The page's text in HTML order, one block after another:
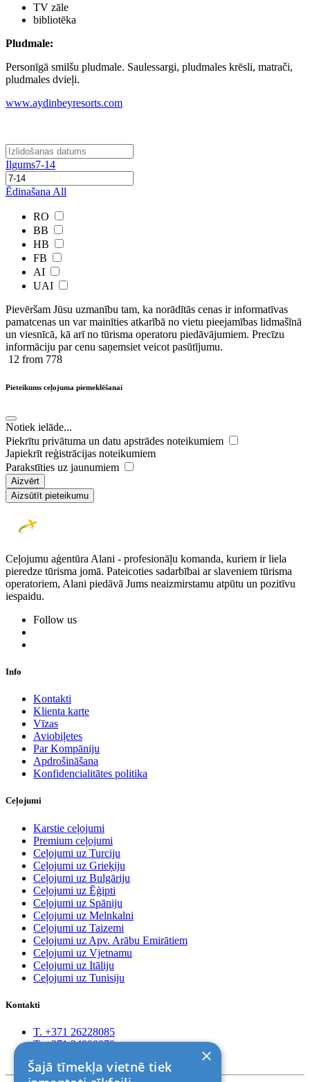
TV zāle
bibliotēka
Pludmale:
Personīgā smilšu pludmale. Saulessargi, pludmales krēsli, matrači,
pludmales dvieļi.
www.aydinbeyresorts.com
Ilgums7-14
Ēdinašana All
RO
BB
HB
FB
AI
UAI
Pievēršam Jūsu uzmanību tam, ka norādītās cenas ir ​informatīvas ​
pamatcenas un var mainīties atkarībā ​no ​vietu pieejamības lidmašīnā
un viesnīcā, kā arī no tūrisma operatoru piedāvājumiem. Precīzu
informāciju par cenu saņemsiet veicot pasūtījumu.
12 from 778
Pieteikums ceļojuma piemeklēšanai
Notiek ielāde...
Piekrītu privātuma un datu apstrādes noteikumiem
Japiekrīt reģistrācijas noteikumiem
Parakstīties uz jaunumiem
Aizvērt
Aizsūtīt pieteikumu
Ceļojumu aģentūra Alani - profesionāļu komanda, kuriem ir liela
pieredze tūrisma jomā. Pateicoties sadarbībai ar slaveniem tūrisma
operatoriem, Alani piedāvā Jums neaizmirstamu atpūtu un pozitīvu
iespaidu.
Follow us
Info
Kontakti
Klienta karte
Vīzas
Aviobiļetes
Par Kompāniju
Apdrošināšana
Konfidencialitātes politika
Ceļojumi
Karstie ceļojumi
Premium ceļojumi
Ceļojumi uz Turciju
Ceļojumi uz Grieķiju
Ceļojumi uz Bulgāriju
Ceļojumi uz Ēģipti
Ceļojumi uz Spāniju
Ceļojumi uz Melnkalni
Ceļojumi uz Taizemi
Ceļojumi uz Apv. Arābu Emirātiem
Ceļojumi uz Vjetnamu
Ceļojumi uz Itāliju
Ceļojumi uz Tunisiju
Kontakti
T. +371 26228085
T. +371 24888878
×
Šajā tīmekļa vietnē tiek